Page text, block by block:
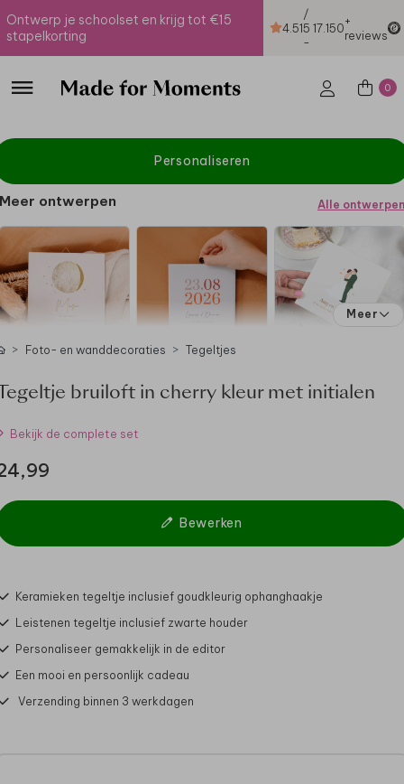
Ontwerp je schoolset en krijg tot €15
stapelkorting
4.51
/
5
-
17.150+
reviews
0
Personaliseren
Meer ontwerpen Alle ontwerpen
Meer
Foto- en wanddecoraties Tegeltjes
bruiloft in cherry kleur met initialen
Bekijk de complete set
Bewerken
Keramieken tegeltje inclusief goudkleurig ophanghaakje
Leistenen tegeltje inclusief zwarte houder
Personaliseer gemakkelijk in de editor
Een mooi en persoonlijk cadeau
Verzending binnen 3 werkdagen